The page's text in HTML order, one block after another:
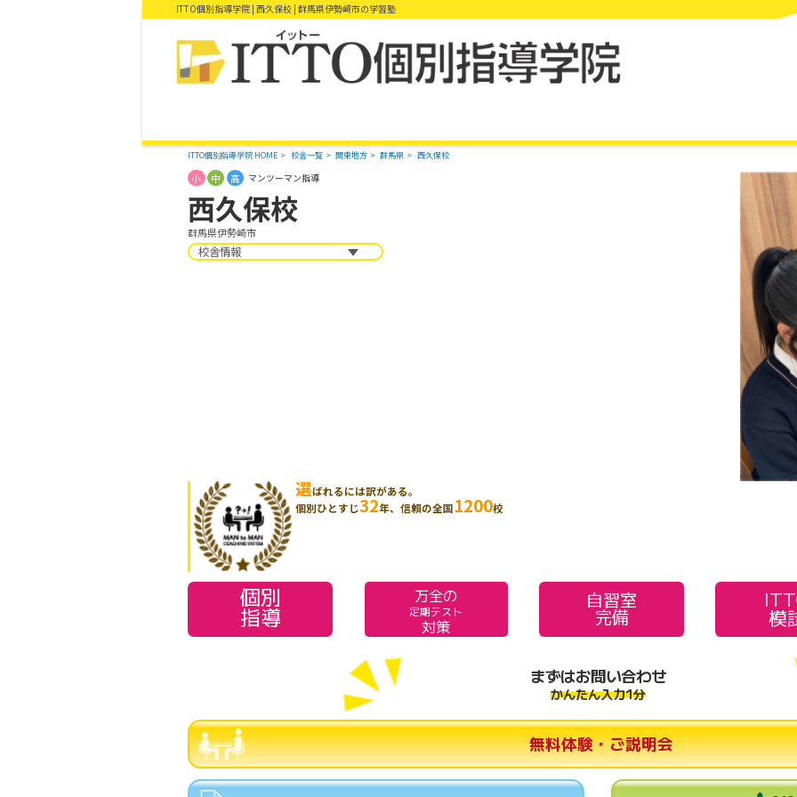
ITTO個別指導学院 | 西久保校 | 群馬県伊勢崎市の学習塾
ITTO個別指導学院 HOME 校舎一覧 関東地方 群馬県 西久保校
西久保校
群馬県伊勢崎市
小 中 高 マンツーマン指導
校舎情報
選ばれるには訳がある。
個別ひとすじ32年、信頼の全国1200校
個別
指導
万全の
定期テスト
対策
自習室
完備 模
まずはお問い合わせ
かんたん入力1分
無料体験・ご説明会